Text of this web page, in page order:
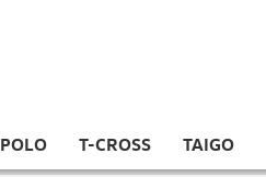
POLO T-CROSS TAIGO